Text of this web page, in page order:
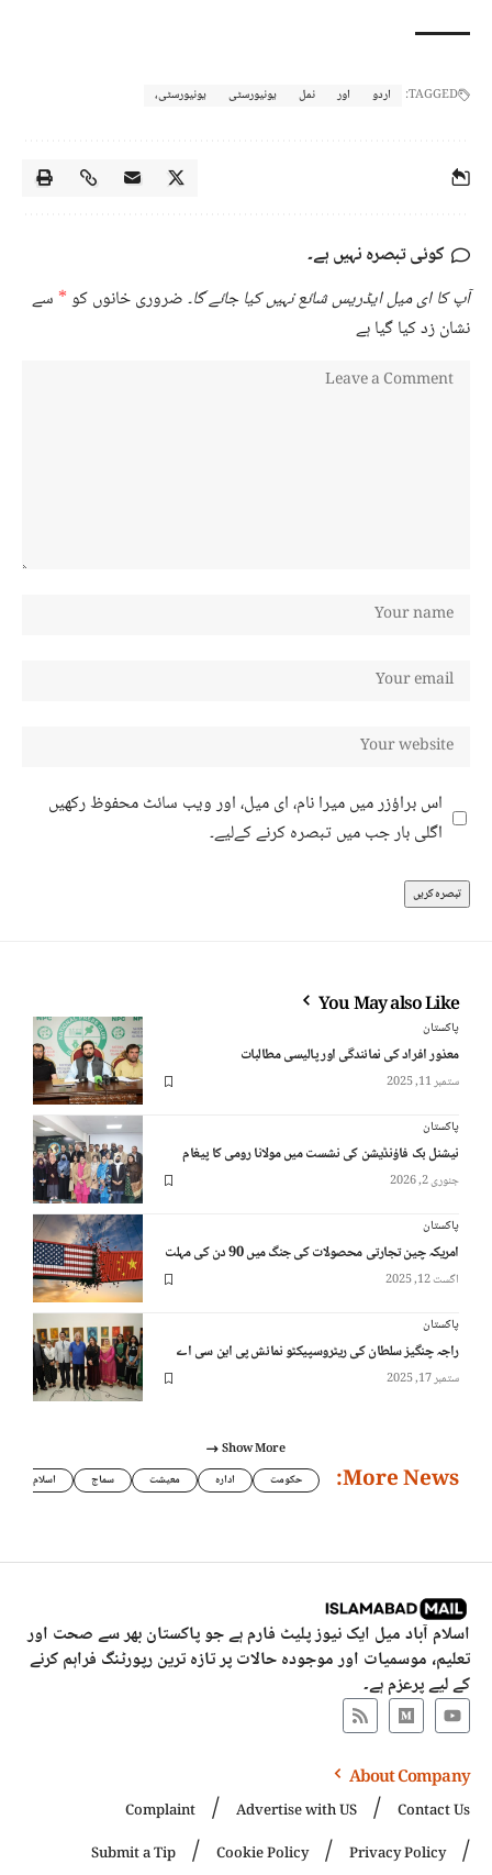
TAGGED: اردو اور نمل یونیورسٹی یونیورسٹی،
کوئی تبصرہ نہیں ہے۔
آپ کا ای میل ایڈریس شائع نہیں کیا جائے گا۔ضروری خانوں کو* سے
نشان زد کیا گیا ہے
اس براؤزر میں میرا نام، ای میل، اور ویب سائٹ محفوظ رکھیں
اگلی بار جب میں تبصرہ کرنے کےلیے۔
You May also Like
پاکستان
معذور افراد کی نمائندگی اور پالیسی مطالبات
ستمبر 11, 2025
پاکستان
نیشنل بک فاؤنڈیشن کی نشست میں مولانا رومی کا پیغام
جنوری 2, 2026
پاکستان
امریکہ چین تجارتی محصولات کی جنگ میں 90 دن کی مہلت
اگست 12, 2025
پاکستان
راجہ چنگیز سلطان کی ریٹروسپیکٹو نمائش پی این سی اے
ستمبر 17, 2025
Show More
More News: حکومت ادارہ معیشت سماج اسلام
اسلام آباد میل ایک نیوز پلیٹ فارم ہے جو پاکستان بھر سے صحت اور
تعلیم، موسمیات اور موجودہ حالات پر تازہ ترین رپورٹنگ فراہم کرنے
کے لیے پرعزم ہے۔
About Company
Contact Us
Advertise with US
Complaint
Privacy Policy
Cookie Policy
Submit a Tip